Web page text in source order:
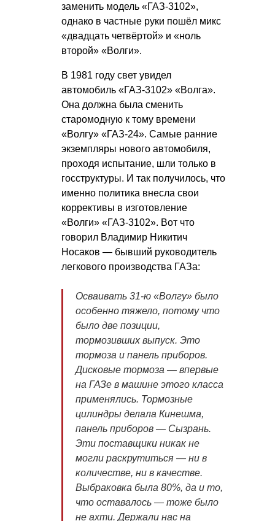
заменить модель «ГАЗ-3102»,
однако в частные руки пошёл микс
«двадцать четвёртой» и «ноль
второй» «Волги».
В 1981 году свет увидел
автомобиль «ГАЗ-3102» «Волга».
Она должна была сменить
старомодную к тому времени
«Волгу» «ГАЗ-24». Самые ранние
экземпляры нового автомобиля,
проходя испытание, шли только в
госструктуры. И так получилось, что
именно политика внесла свои
коррективы в изготовление
«Волги» «ГАЗ-3102». Вот что
говорил Владимир Никитич
Носаков — бывший руководитель
легкового производства ГАЗа:
Осваивать 31-ю «Волгу» было
особенно тяжело, потому что
было две позиции,
тормозивших выпуск. Это
тормоза и панель приборов.
Дисковые тормоза — впервые
на ГАЗе в машине этого класса
применялись. Тормозные
цилиндры делала Кинешма,
панель приборов — Сызрань.
Эти поставщики никак не
могли раскрутиться — ни в
количестве, ни в качестве.
Выбраковка была 80%, да и то,
что оставалось — тоже было
не ахти. Держали нас на